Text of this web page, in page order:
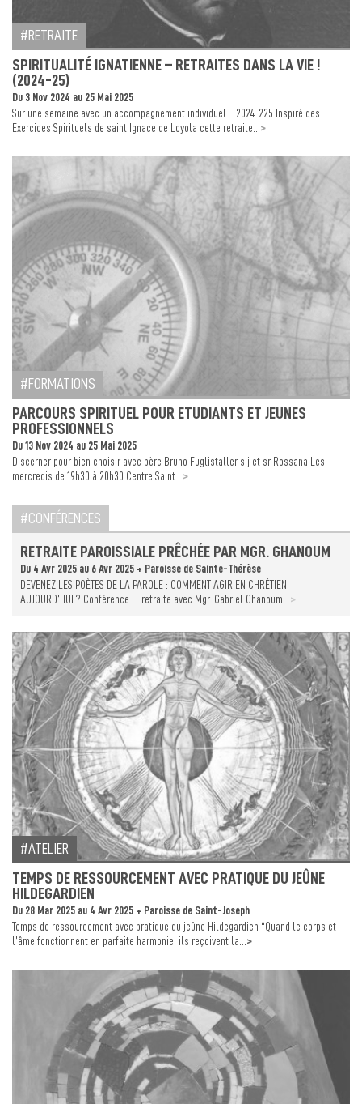
RETRAITE
SPIRITUALITÉ IGNATIENNE – RETRAITES DANS LA VIE !
(2024-25)
Du 3 Nov 2024 au 25 Mai 2025
Sur une semaine avec un accompagnement individuel – 2024-225 Inspiré des
Exercices Spirituels de saint Ignace de Loyola cette retraite... >
FORMATIONS
PARCOURS SPIRITUEL POUR ETUDIANTS ET JEUNES
PROFESSIONNELS
Du 13 Nov 2024 au 25 Mai 2025
Discerner pour bien choisir avec père Bruno Fuglistaller s.j et sr Rossana Les
mercredis de 19h30 à 20h30 Centre Saint... >
CONFÉRENCES
RETRAITE PAROISSIALE PRÊCHÉE PAR MGR. GHANOUM
Du 4 Avr 2025 au 6 Avr 2025 + Paroisse de Sainte-Thérèse
DEVENEZ LES POÈTES DE LA PAROLE : COMMENT AGIR EN CHRÉTIEN
AUJOURD’HUI ? Conférence – retraite avec Mgr. Gabriel Ghanoum... >
ATELIER
TEMPS DE RESSOURCEMENT AVEC PRATIQUE DU JEÛNE
HILDEGARDIEN
Du 28 Mar 2025 au 4 Avr 2025 + Paroisse de Saint-Joseph
Temps de ressourcement avec pratique du jeûne Hildegardien “Quand le corps et
l’âme fonctionnent en parfaite harmonie, ils reçoivent la... >